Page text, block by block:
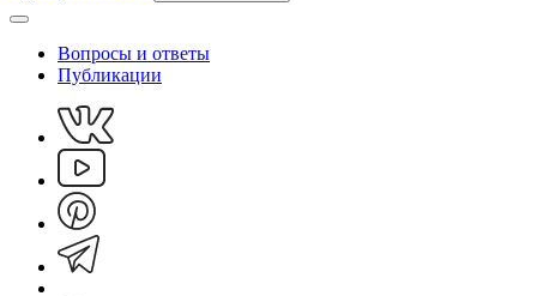
Вопросы и ответы
Публикации